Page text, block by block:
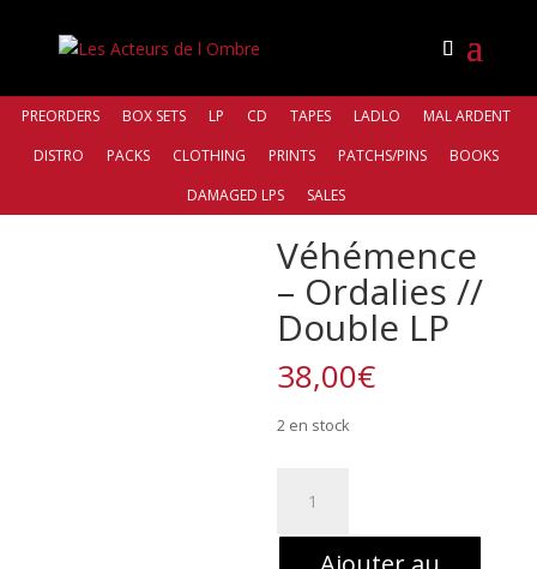
PREORDERS BOX SETS LP CD TAPES LADLO
MAL ARDENT
DISTRO
PACKS CLOTHING PRINTS PATCHS/PINS
BOOKS
DAMAGED LPS
SALES
Ordalies // Double LP
Véhémence
– Ordalies //
Double LP
38,00€
2 en stock
Véhémence